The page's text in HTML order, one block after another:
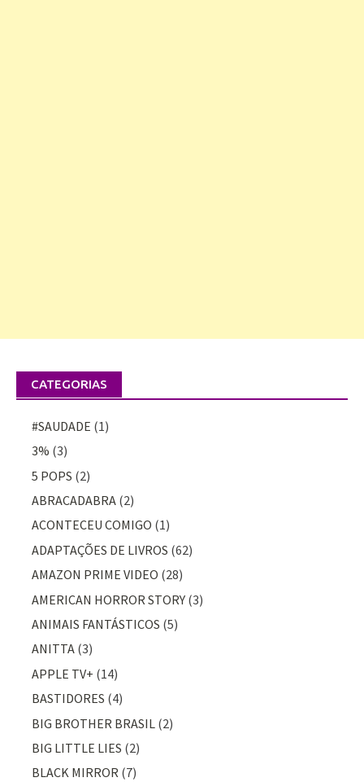
CATEGORIAS
#SAUDADE (1)
3% (3)
5 POPS (2)
ABRACADABRA (2)
ACONTECEU COMIGO (1)
ADAPTAÇÕES DE LIVROS (62)
AMAZON PRIME VIDEO (28)
AMERICAN HORROR STORY (3)
ANIMAIS FANTÁSTICOS (5)
ANITTA (3)
APPLE TV+ (14)
BASTIDORES (4)
BIG BROTHER BRASIL (2)
BIG LITTLE LIES (2)
BLACK MIRROR (7)